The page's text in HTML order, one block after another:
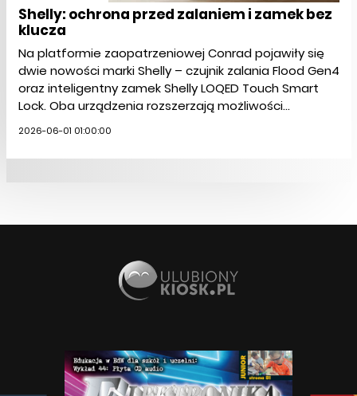
Shelly: ochrona przed zalaniem i zamek bez
klucza
Na platformie zaopatrzeniowej Conrad pojawiły się
dwie nowości marki Shelly – czujnik zalania Flood Gen4
oraz inteligentny zamek Shelly LOQED Touch Smart
Lock. Oba urządzenia rozszerzają możliwości...
2026-06-01 01:00:00